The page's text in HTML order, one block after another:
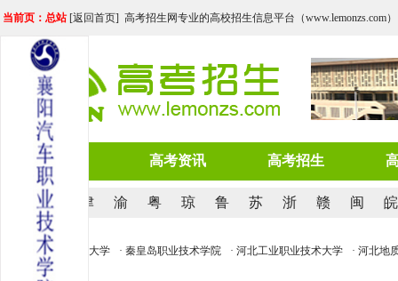
当前页：总站[返回首页] 高考招生网专业的高校招生信息平台（www.lemonzs.com）
网站首页 高考资讯 高考招生
沪 津 渝 粤 琼 鲁 苏 浙 赣 闽 皖
· 华北电力大学 · 秦皇岛职业技术学院 · 河北工业职业技术大学 · 河北地